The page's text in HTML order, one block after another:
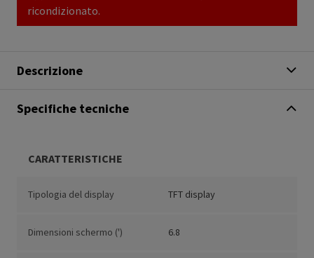
ricondizionato.
Descrizione
Specifiche tecniche
CARATTERISTICHE
Tipologia del display TFT display
Dimensioni schermo (') 6.8